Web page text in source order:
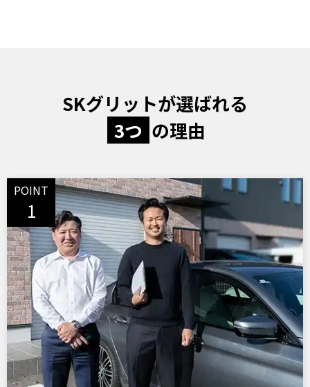
SKグリットが選ばれる
3つ の理由
POINT
1